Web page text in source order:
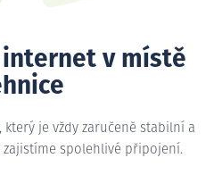
v místě
je vždy zaručeně stabilní a
zajistíme spolehlivé připojení.